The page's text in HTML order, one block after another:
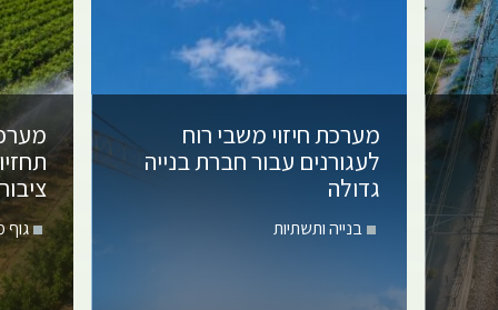
מערכת חיזוי משבי רוח
לעגורנים עבור חברת בנייה
גדולה
בנייה ותשתיות